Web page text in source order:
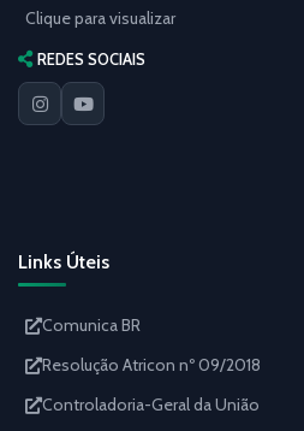
Clique para visualizar
REDES SOCIAIS
Links Úteis
Comunica BR
Resolução Atricon nº 09/2018
Controladoria-Geral da União